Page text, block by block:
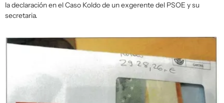
la declaración en el Caso Koldo de un exgerente del PSOE y su
secretaria.